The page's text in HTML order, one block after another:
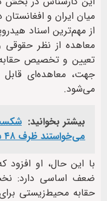
میان ایران و
از مهم‌ترین اسناد
معاهده از نظر حقوقی
تعیین و تخصیص حقابه
جهت، معاهده‌ای
می‌شود.
بیشتر بخوانید: شکست
می‌خواستند ظرف ۴۸ ساعت نظام را ساقط کنند
با این حال، او
ضعف اساسی دارد:
حقابه محیط‌زیستی